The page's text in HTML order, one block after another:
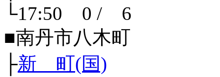
└17:50 0 / 6
■南丹市八木町
├新 町(国)